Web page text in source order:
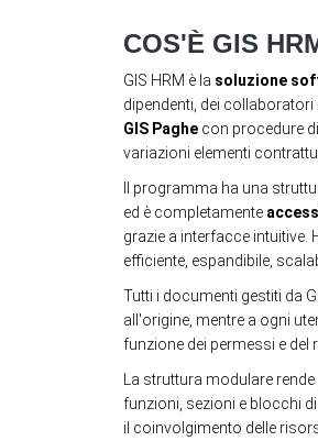
COS'È GIS
GIS HRM è la soluzione
dipendenti, dei collaboratori
GIS Paghe con procedure
variazioni elementi
Il programma ha una
ed è completamente
grazie a interfacce intuitive.
efficiente, espandibile,
Tutti i documenti gestiti da
all'origine, mentre a ogni
funzione dei permessi e del
La struttura modulare
funzioni, sezioni e blocchi
il coinvolgimento delle